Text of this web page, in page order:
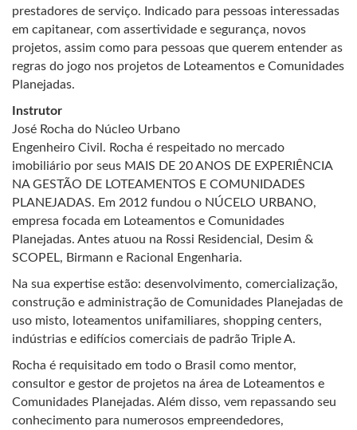
prestadores de serviço. Indicado para pessoas interessadas
em capitanear, com assertividade e segurança, novos
projetos, assim como para pessoas que querem entender as
regras do jogo nos projetos de Loteamentos e Comunidades
Planejadas.
Instrutor
José Rocha do Núcleo Urbano
Engenheiro Civil. Rocha é respeitado no mercado
imobiliário por seus MAIS DE 20 ANOS DE EXPERIÊNCIA
NA GESTÃO DE LOTEAMENTOS E COMUNIDADES
PLANEJADAS. Em 2012 fundou o NÚCELO URBANO,
empresa focada em Loteamentos e Comunidades
Planejadas. Antes atuou na Rossi Residencial, Desim &
SCOPEL, Birmann e Racional Engenharia.
Na sua expertise estão: desenvolvimento, comercialização,
construção e administração de Comunidades Planejadas de
uso misto, loteamentos unifamiliares, shopping centers,
indústrias e edifícios comerciais de padrão Triple A.
Rocha é requisitado em todo o Brasil como mentor,
consultor e gestor de projetos na área de Loteamentos e
Comunidades Planejadas. Além disso, vem repassando seu
conhecimento para numerosos empreendedores,